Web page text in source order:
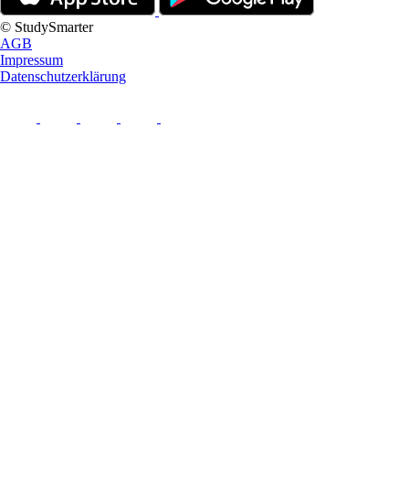
© StudySmarter
AGB
Impressum
Datenschutzerklärung